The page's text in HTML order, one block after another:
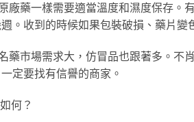
廠藥一樣需要適當溫度和濕度保存。
。收到的時候如果包裝破損、藥片變
藥市場需求大，仿冒品也跟著多。不
定要找有信譽的商家。
何？